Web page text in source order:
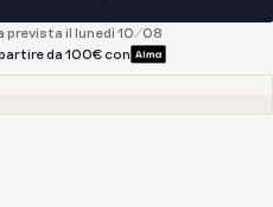
prevista il lunedì 10/08
da 100€ con